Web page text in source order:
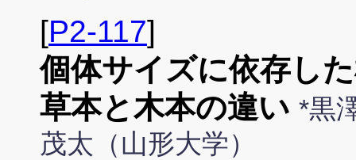
[P2-117]
個体サイズに依存し
草本と木本の違い *黒
茂太（山形大学）